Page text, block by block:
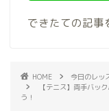
できたての記事
HOME
今日のレッ
【テニス】両手バッ
う！